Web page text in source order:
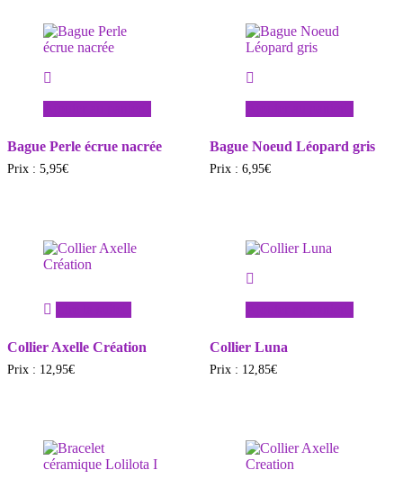
Bague Perle écrue nacrée
Prix : 5,95€
Bague Noeud Léopard gris
Prix : 6,95€
Collier Axelle Création
Prix : 12,95€
Collier Luna
Prix : 12,85€